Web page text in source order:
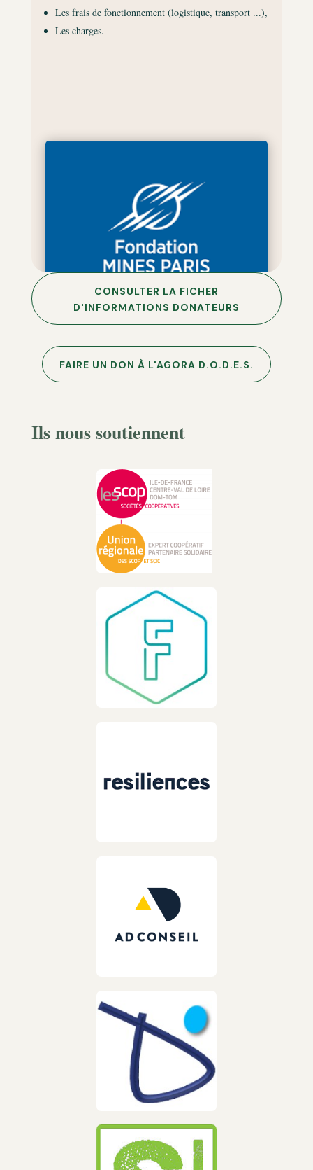
Les frais de fonctionnement (logistique, transport ...),
Les charges.
CONSULTER LA FICHER
D'INFORMATIONS DONATEURS
FAIRE UN DON À L'AGORA D.O.D.E.S.
Ils nous soutiennent